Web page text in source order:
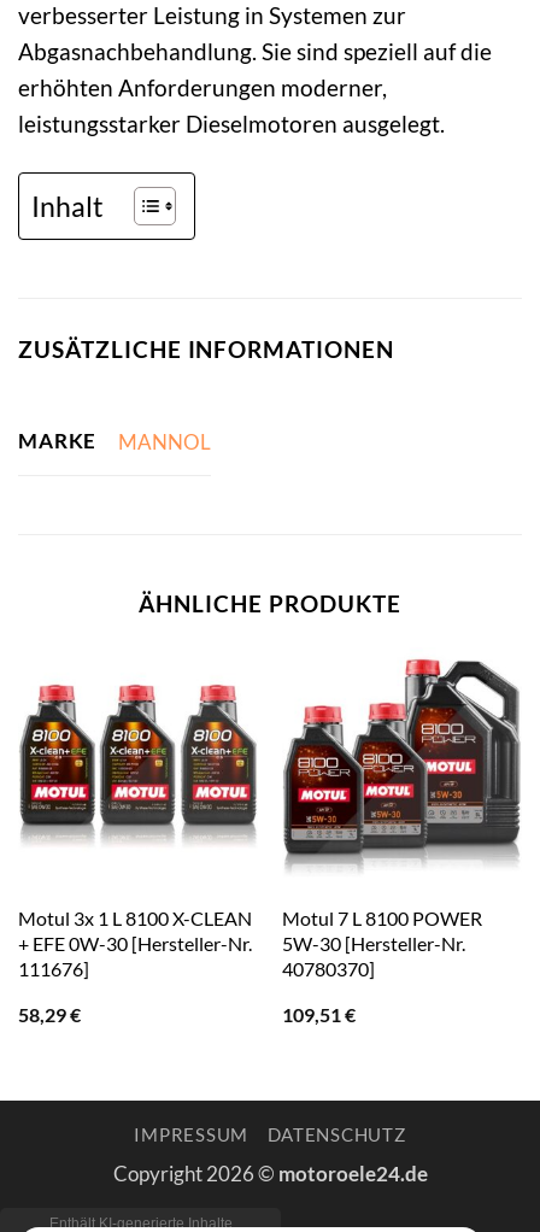
verbesserter Leistung in Systemen zur
Abgasnachbehandlung. Sie sind speziell auf die
erhöhten Anforderungen moderner,
leistungsstarker Dieselmotoren ausgelegt.
Inhalt
ZUSÄTZLICHE INFORMATIONEN
MARKE MANNOL
ÄHNLICHE PRODUKTE
Motul 3x 1 L 8100 X-CLEAN
+ EFE 0W-30 [Hersteller-Nr.
111676]
58,29€
Motul 7 L 8100 POWER
5W-30 [Hersteller-Nr.
40780370]
109,51 €
IMPRESSUM DATENSCHUTZ
Copyright 2026 © motoroele24.de